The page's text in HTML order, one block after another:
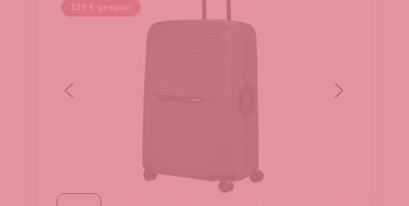
129 € gespart